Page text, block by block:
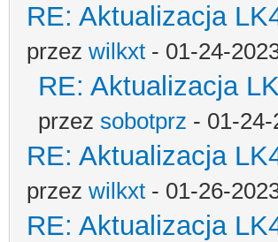
RE: Aktualizacja
przez wilkxt - 01-24-
RE: Aktualizacja
przez sobotprz - 01-
RE: Aktualizacja
przez wilkxt - 01-26-
RE: Aktualizacja